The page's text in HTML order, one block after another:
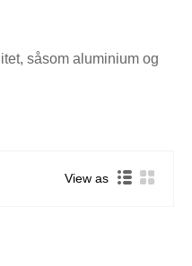
såsom aluminium og
View as